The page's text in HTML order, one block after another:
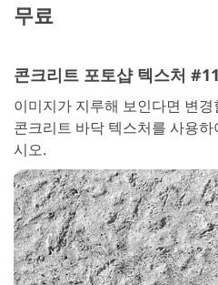
무료
콘크리트 포토샵 텍스처
이미지가 지루해 보인다면 변
콘크리트 바닥 텍스처를 사용
시오.